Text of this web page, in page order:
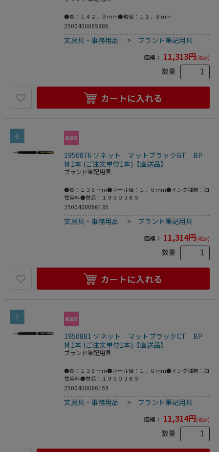
●長：１４２．９ｍｍ●軸径：１１．８ｍｍ
2500400065886
文房具・事務用品 > ブランド筆記用具
価格： 11,313円(税込)
数量
カートに入れる
6
1950876 ソネット マットブラックGT BP
M 1本 (ご注文単位1本)【直送品】
ブランド筆記用具
●長：１３８ｍｍ●ボール径：１．０ｍｍ●インク種類：油
性染料●替芯：１９５０３６９
2500400066135
文房具・事務用品 > ブランド筆記用具
価格： 11,314円(税込)
数量
カートに入れる
7
1950881 ソネット マットブラックCT BP
M 1本 (ご注文単位1本)【直送品】
ブランド筆記用具
●長：１３８ｍｍ●ボール径：１．０ｍｍ●インク種類：油
性染料●替芯：１９５０３６９
2500400066159
文房具・事務用品 > ブランド筆記用具
価格： 11,314円(税込)
数量